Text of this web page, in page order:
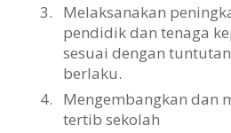
3.
Melaksanakan
pendidik dan tenaga
sesuai dengan
berlaku.
4.
Mengembangkan dan
tertib sekolah